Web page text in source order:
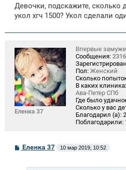
и
Девочки, подскажите, сколько
укол хгч 1500? Укол сделали
Еленка 37
Впервые
Сообщения: 2316
Пол: Женский
Сколько
В каких
Ава-Петер СПб
Где было
Сколько у вас
Благодарил (а):
Поблагодарили:
С
о
Еленка 37 10 мар 2019, 10:52